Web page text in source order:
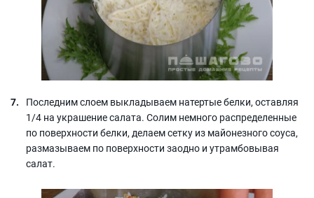
Последним слоем выкладываем натертые белки, оставляя
1/4 на украшение салата. Солим немного распределенные
по поверхности белки, делаем сетку из майонезного соуса,
размазываем по поверхности заодно и утрамбовывая
салат.